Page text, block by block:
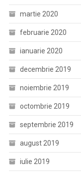
martie 2020
februarie 2020
ianuarie 2020
decembrie 2019
noiembrie 2019
octombrie 2019
septembrie 2019
august 2019
iulie 2019